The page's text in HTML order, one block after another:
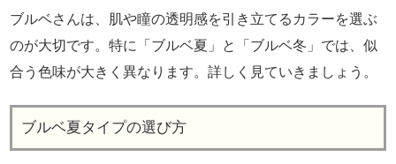
ブルベさんは、肌や瞳の透明感を引き立てるカラーを選ぶ
のが大切です。特に「ブルベ夏」と「ブルベ冬」では、似
合う色味が大きく異なります。詳しく見ていきましょう。
ブルベ夏タイプの選び方